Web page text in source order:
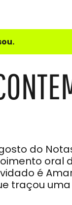
do
oral
é
traçou